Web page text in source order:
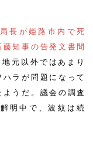
長が姫路市内で死
知事の告発文書問
元以外ではあまり
ラが問題になって
うだ。議会の調査
明中で、波紋は続